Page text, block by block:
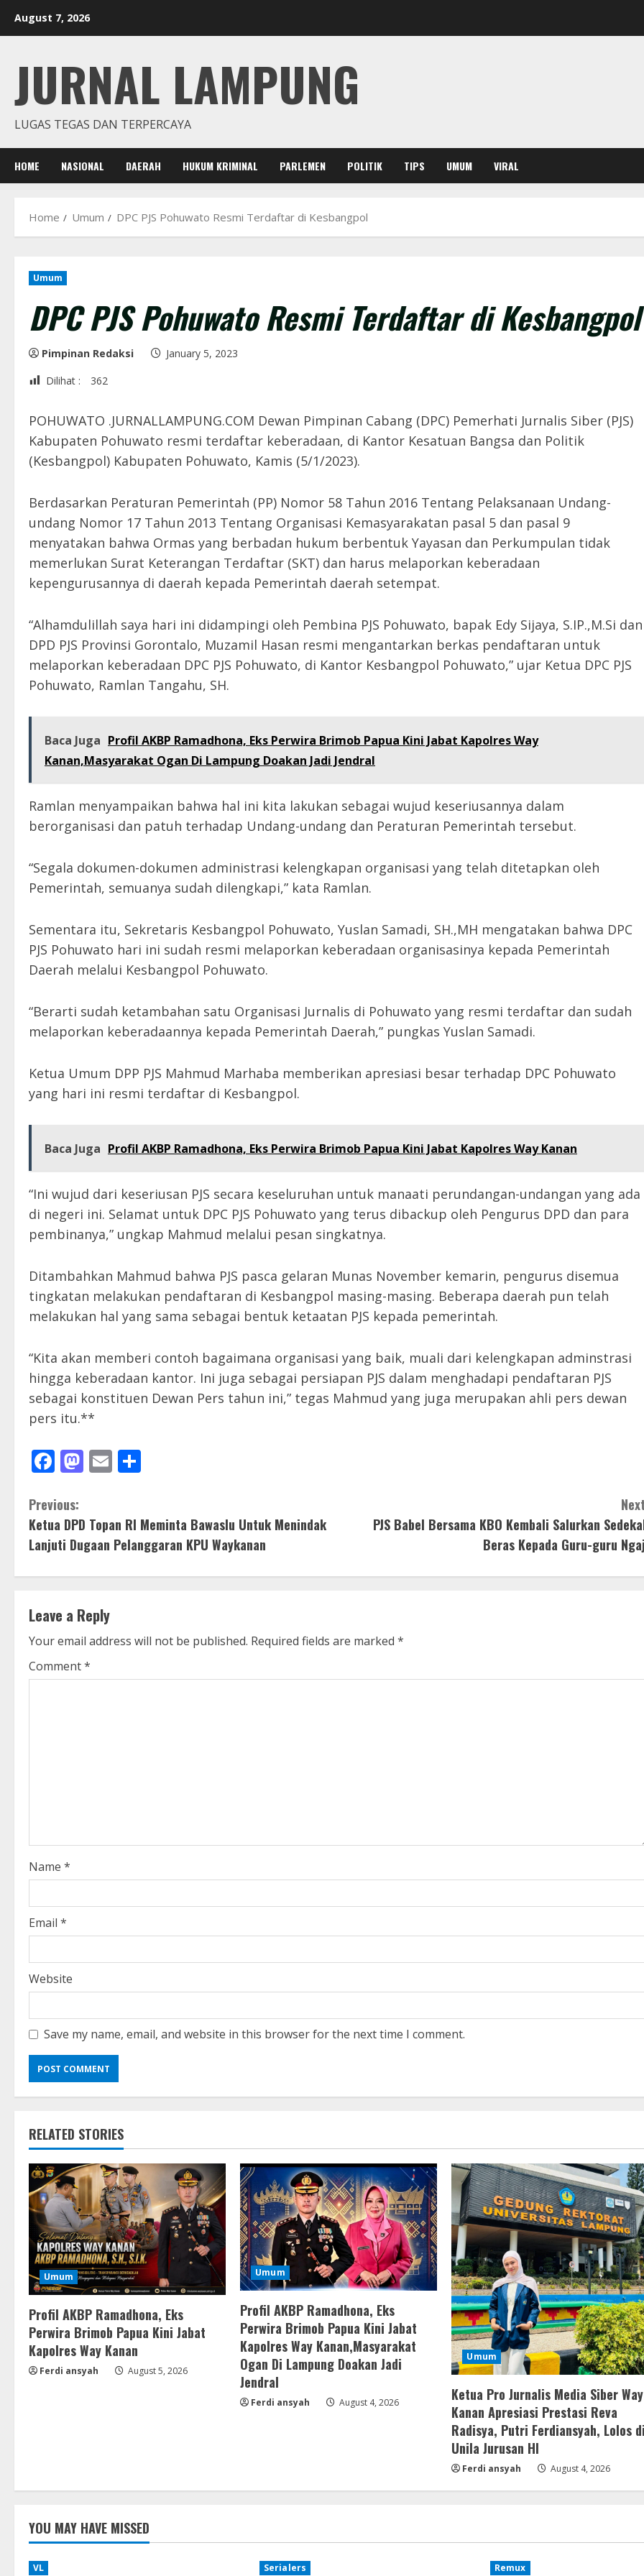
August 7, 2026
JURNAL LAMPUNG
LUGAS TEGAS DAN TERPERCAYA
HOME NASIONAL DAERAH HUKUM KRIMINAL PARLEMEN POLITIK TIPS UMUM VIRAL
Home Umum DPC PJS Pohuwato Resmi Terdaftar di Kesbangpol
Umum
DPC PJS Pohuwato Resmi Terdaftar di Kesbangpol
Pimpinan Redaksi
January 5, 2023
Dilihat :
362
POHUWATO .JURNALLAMPUNG.COM Dewan Pimpinan Cabang (DPC) Pemerhati Jurnalis Siber (PJS)
Kabupaten Pohuwato resmi terdaftar keberadaan, di Kantor Kesatuan Bangsa dan Politik
(Kesbangpol) Kabupaten Pohuwato, Kamis (5/1/2023).
Berdasarkan Peraturan Pemerintah (PP) Nomor 58 Tahun 2016 Tentang Pelaksanaan Undang-
undang Nomor 17 Tahun 2013 Tentang Organisasi Kemasyarakatan pasal 5 dan pasal 9
menyatakan bahwa Ormas yang berbadan hukum berbentuk Yayasan dan Perkumpulan tidak
memerlukan Surat Keterangan Terdaftar (SKT) dan harus melaporkan keberadaan
kepengurusannya di daerah kepada Pemerintah daerah setempat.
“Alhamdulillah saya hari ini didampingi oleh Pembina PJS Pohuwato, bapak Edy Sijaya, S.IP.,M.Si dan
DPD PJS Provinsi Gorontalo, Muzamil Hasan resmi mengantarkan berkas pendaftaran untuk
melaporkan keberadaan DPC PJS Pohuwato, di Kantor Kesbangpol Pohuwato,” ujar Ketua DPC PJS
Pohuwato, Ramlan Tangahu, SH.
Baca Juga Profil AKBP Ramadhona, Eks Perwira Brimob Papua Kini Jabat Kapolres Way
Kanan,Masyarakat Ogan Di Lampung Doakan Jadi Jendral
Ramlan menyampaikan bahwa hal ini kita lakukan sebagai wujud keseriusannya dalam
berorganisasi dan patuh terhadap Undang-undang dan Peraturan Pemerintah tersebut.
“Segala dokumen-dokumen administrasi kelengkapan organisasi yang telah ditetapkan oleh
Pemerintah, semuanya sudah dilengkapi,” kata Ramlan.
Sementara itu, Sekretaris Kesbangpol Pohuwato, Yuslan Samadi, SH.,MH mengatakan bahwa DPC
PJS Pohuwato hari ini sudah resmi melaporkan keberadaan organisasinya kepada Pemerintah
Daerah melalui Kesbangpol Pohuwato.
“Berarti sudah ketambahan satu Organisasi Jurnalis di Pohuwato yang resmi terdaftar dan sudah
melaporkan keberadaannya kepada Pemerintah Daerah,” pungkas Yuslan Samadi.
Ketua Umum DPP PJS Mahmud Marhaba memberikan apresiasi besar terhadap DPC Pohuwato
yang hari ini resmi terdaftar di Kesbangpol.
Baca Juga Profil AKBP Ramadhona, Eks Perwira Brimob Papua Kini Jabat Kapolres Way Kanan
“Ini wujud dari keseriusan PJS secara keseluruhan untuk manaati perundangan-undangan yang ada
di negeri ini. Selamat untuk DPC PJS Pohuwato yang terus dibackup oleh Pengurus DPD dan para
pembinanya,” ungkap Mahmud melalui pesan singkatnya.
Ditambahkan Mahmud bahwa PJS pasca gelaran Munas November kemarin, pengurus disemua
tingkatan melakukan pendaftaran di Kesbangpol masing-masing. Beberapa daerah pun telah
melakukan hal yang sama sebagai bentuk ketaatan PJS kepada pemerintah.
“Kita akan memberi contoh bagaimana organisasi yang baik, muali dari kelengkapan adminstrasi
hingga keberadaan kantor. Ini juga sebagai persiapan PJS dalam menghadapi pendaftaran PJS
sebagai konstituen Dewan Pers tahun ini,” tegas Mahmud yang juga merupakan ahli pers dewan
pers itu.**
Facebook
Mastodon
Email
C
o
n
i
n
u
d
i
n
g
Previous:
Ketua DPD Topan RI Meminta Bawaslu Untuk Menindak
Lanjuti Dugaan Pelanggaran KPU Waykanan
PJS Babel Bersama KBO Kembali Salurkan
Beras Kepada Guru-guru
Leave a Reply
Your email address will not be published. Required fields are marked *
Comment*
Name *
Email *
Website
Save my name, email, and website in this browser for the next time I comment.
RELATED STORIES
Umum
Profil AKBP Ramadhona, Eks
Perwira Brimob Papua Kini Jabat
Kapolres Way Kanan
Ferdi ansyah August 5, 2026
Umum
Profil AKBP Ramadhona, Eks
Perwira Brimob Papua Kini Jabat
Kapolres Way Kanan,Masyarakat
Ogan Di Lampung Doakan Jadi
Jendral
Ferdi ansyah August 4, 2026
Umum
Ketua Pro Jurnalis Media Siber Way
Kanan Apresiasi Prestasi Reva
Radisya, Putri Ferdiansyah, Lolos di
Unila Jurusan HI
Ferdi ansyah August 4, 2026
YOU MAY HAVE MISSED
VL Serialers Remux